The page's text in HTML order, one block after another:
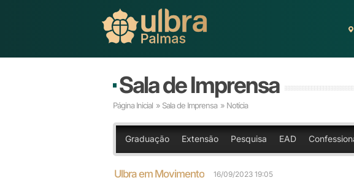
Sala de Imprensa
Página Inicial » Sala de Imprensa » Notícia
Graduação Extensão Pesquisa EAD
Ulbra em Movimento 16/09/2023 19:05